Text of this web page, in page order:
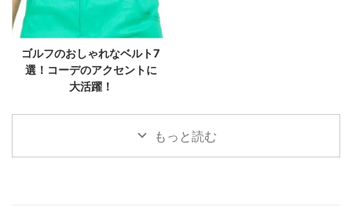
ゴルフのおしゃれなベルト7
選！コーデのアクセントに
大活躍！
もっと読む